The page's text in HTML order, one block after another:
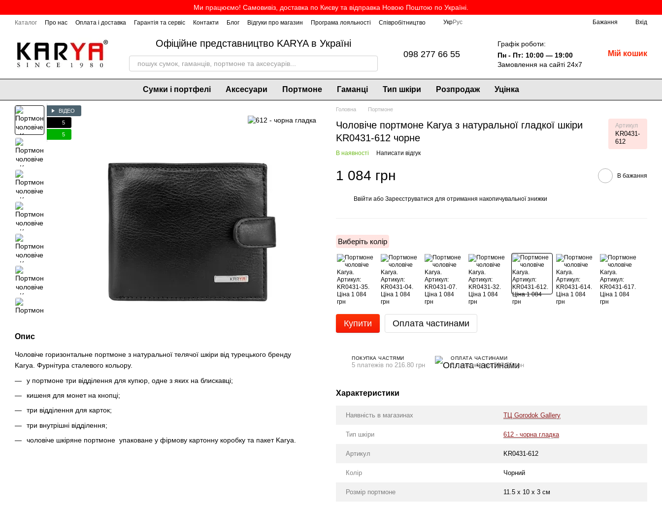
Ми працюємо! Самовивіз, доставка по Києву та відправка Новою Поштою по Україні.
Каталог Про нас Оплата і доставка Гарантія та сервіс Контакти Блог Відгуки про магазин Програма лояльності Співробітництво УкрРус Бажання Вхід
Офіційне представництво KARYA в Україні
098 277 66 55
Графік роботи:
Пн - Пт: 10:00 — 19:00
Замовлення на сайті 24х7
Мій кошик
Сумки і портфелі Аксесуари Портмоне Гаманці Тип шкіри Розпродаж Уцінка
ВІДЕО
5
5
Опис
Чоловіче горизонтальне портмоне з натуральної телячої шкіри від турецького бренду
Karya. Фурнітура сталевого кольору.
у портмоне три відділення для купюр, одне з яких на блискавці;
кишеня для монет на кнопці;
три відділення для карток;
три внутрішні відділення;
чоловіче шкіряне портмоне упаковане у фірмову картонну коробку та пакет Karya.
Головна Портмоне
Чоловіче портмоне Karya з натуральної гладкої шкіри
KR0431-612 чорне
Артикул
KR0431-
612
В наявності Написати відгук
1 084 грн В бажання
Ввійти або Зареєструватися для отримання накопичувальної знижки
Виберіть колір
Купити Оплата частинами
ПОКУПКА ЧАСТЯМИ
5 платежів по 216.80 грн
ОПЛАТА ЧАСТИНАМИ
5 платежів по 216.80 грн
Характеристики
Наявність в магазинах ТЦ Gorodok Gallery
Тип шкіри 612 - чорна гладка
Артикул KR0431-612
Колір Чорний
Розмір портмоне 11.5 х 10 х 3 см